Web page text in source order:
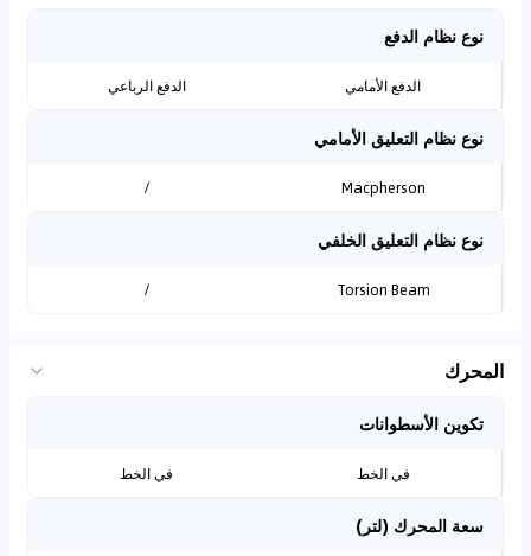
نوع نظام الدفع
الدفع الأمامي الدفع الرباعي
نوع نظام التعليق الأمامي
Macpherson
/
نوع نظام التعليق الخلفي
Torsion Beam
/
المحرك
تكوين الأسطوانات
في الخط في الخط
سعة المحرك (لتر)